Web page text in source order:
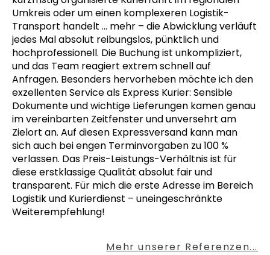
Umkreis oder um einen komplexeren Logistik-
Transport handelt … mehr – die Abwicklung verläuft
jedes Mal absolut reibungslos, pünktlich und
hochprofessionell. Die Buchung ist unkompliziert,
und das Team reagiert extrem schnell auf
Anfragen. Besonders hervorheben möchte ich den
exzellenten Service als Express Kurier: Sensible
Dokumente und wichtige Lieferungen kamen genau
im vereinbarten Zeitfenster und unversehrt am
Zielort an. Auf diesen Expressversand kann man
sich auch bei engen Terminvorgaben zu 100 %
verlassen. Das Preis-Leistungs-Verhältnis ist für
diese erstklassige Qualität absolut fair und
transparent. Für mich die erste Adresse im Bereich
Logistik und Kurierdienst – uneingeschränkte
Weiterempfehlung!
Mehr unserer Referenzen...